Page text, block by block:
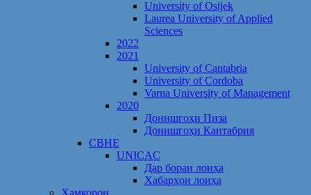
University of Osijek
Laurea University of Applied
Sciences
2022
2021
University of Cantabria
University of Cordoba
Varna University of Management
2020
Донишгоҳи Пиза
Донишгоҳи Кантабрия
CBHE
UNICAC
Дар бораи лоиҳа
Хабарҳои лоиҳа
Ҳамкорон